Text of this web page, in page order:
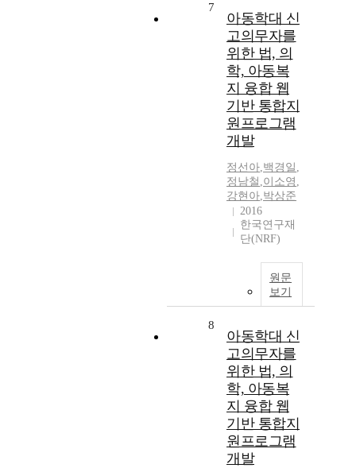
7
아동학대 신
고의무자를
위한 법, 의
학, 아동복
지 융합 웹
기반 통합지
원프로그램
개발
정선아,백경일 ,
정남철 ,이소영 ,
강현아,박상준
2016
한국연구재
단(NRF)
원문
보기
8
아동학대 신
고의무자를
위한 법, 의
학, 아동복
지 융합 웹
기반 통합지
원프로그램
개발